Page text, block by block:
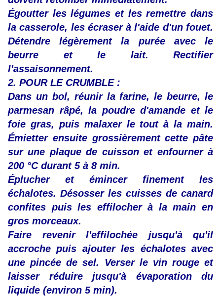
Égoutter les légumes et les remettre dans
la casserole, les écraser à l'aide d'un fouet.
Détendre légèrement la purée avec le
beurre et le lait. Rectifier
l'assaisonnement.
2. POUR LE CRUMBLE :
Dans un bol, réunir la farine, le beurre, le
parmesan râpé, la poudre d'amande et le
foie gras, puis malaxer le tout à la main.
Émietter ensuite grossièrement cette pâte
sur une plaque de cuisson et enfourner à
200 °C durant 5 à 8 min.
Éplucher et émincer finement les
échalotes. Désosser les cuisses de canard
confites puis les effilocher à la main en
gros morceaux.
Faire revenir l'effilochée jusqu'à qu'il
accroche puis ajouter les échalotes avec
une pincée de sel. Verser le vin rouge et
laisser réduire jusqu'à évaporation du
liquide (environ 5 min).